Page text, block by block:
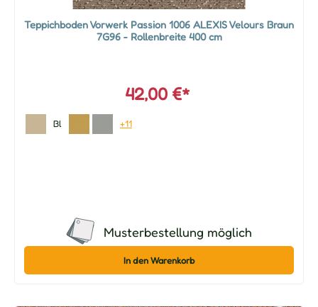
Teppichboden Vorwerk Passion 1006 ALEXIS Velours Braun
7G96 - Rollenbreite 400 cm
42,00 €*
Bl +11
Musterbestellung möglich
In den Warenkorb